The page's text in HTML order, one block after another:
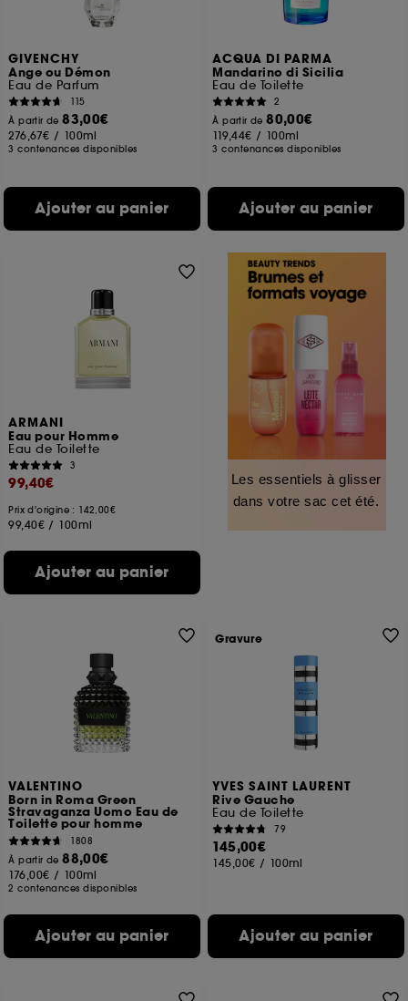
GIVENCHY
Ange ou Démon
Eau de Parfum
115
À partir de83,00€
276,67€ / 100ml
3 contenances disponibles
Ajouter au panier
ACQUA DI PARMA
Mandarino di Sicilia
Eau de Toilette
2
À partir de80,00€
119,44€ / 100ml
3 contenances disponibles
Ajouter au panier
ARMANI
Eau pour Homme
Eau de Toilette
3
99,40€
Prix d'origine : 142,00€
99,40€ / 100ml
Ajouter au panier
Les essentiels à glisser
dans votre sac cet été.
VALENTINO
Born in Roma Green
Stravaganza Uomo Eau de
Toilette pour homme
1808
À partir de88,00€
176,00€ / 100ml
2 contenances disponibles
Ajouter au panier
YVES SAINT LAURENT
Rive Gauche
Eau de Toilette
79
145,00€
145,00€ / 100ml
Ajouter au panier
Gravure